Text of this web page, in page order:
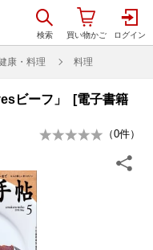
康・料理 料理
ビーフ」 [電子書籍
（0件）